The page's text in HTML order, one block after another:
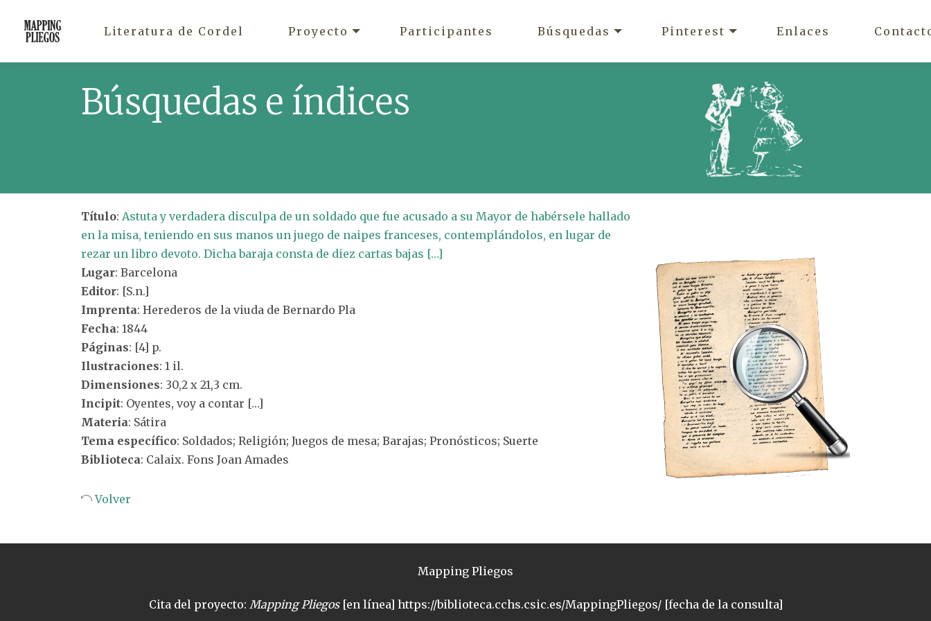
Literatura de Cordel Proyecto Participantes Búsquedas Pinterest Enlaces
Búsquedas e índices
Título: Astuta y verdadera disculpa de un soldado que fue acusado a su Mayor de habérsele hallado
en la misa, teniendo en sus manos un juego de naipes franceses, contemplándolos, en lugar de
rezar un libro devoto. Dicha baraja consta de diez cartas bajas […]
Lugar: Barcelona
Editor: [S.n.]
Imprenta: Herederos de la viuda de Bernardo Pla
Fecha: 1844
Páginas: [4] p.
Ilustraciones: 1 il.
Dimensiones: 30,2 x 21,3 cm.
Incipit: Oyentes, voy a contar […]
Materia: Sátira
Tema específico: Soldados; Religión; Juegos de mesa; Barajas; Pronósticos; Suerte
Biblioteca: Calaix. Fons Joan Amades
Volver
Mapping Pliegos
Cita del proyecto: Mapping Pliegos[en línea] https://biblioteca.cchs.csic.es/MappingPliegos/ [fecha de la consulta]